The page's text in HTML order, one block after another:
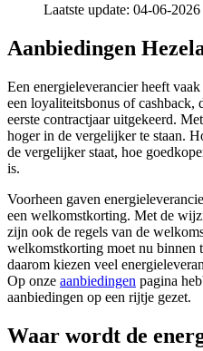
Laatste update: 04-06-2026
Aanbiedingen
Een energieleverancier heeft
een loyaliteitsbonus of cashback,
eerste contractjaar uitgekeerd.
hoger in de vergelijker te staan.
de vergelijker staat, hoe
is.
Voorheen gaven
een welkomstkorting. Met de
zijn ook de regels van de
welkomstkorting moet nu binnen
daarom kiezen veel
Op onze aanbiedingen pagina
aanbiedingen op een rijtje gezet.
Waar wordt de